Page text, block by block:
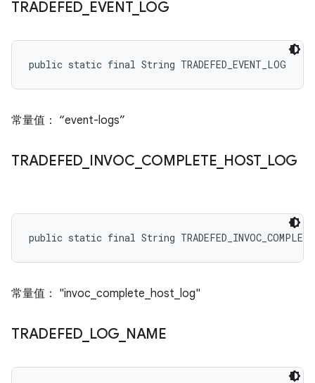
TRADEFED EVENT_ LOG
public static final String TRADEFED_EVENT_LOG
常量值： “event-logs”
TRADEFED INVOC COMPLETE HOST_ LOG
public static final String
常量值： "invoc_complete_host_log"
TRADEFED LOG NAME